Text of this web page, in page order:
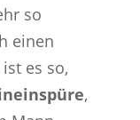
so
einen
es so,
,